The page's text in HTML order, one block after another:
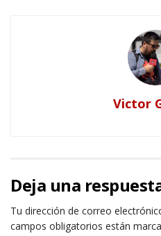
Victor
Deja una
Tu dirección de correo
campos obligatorios están